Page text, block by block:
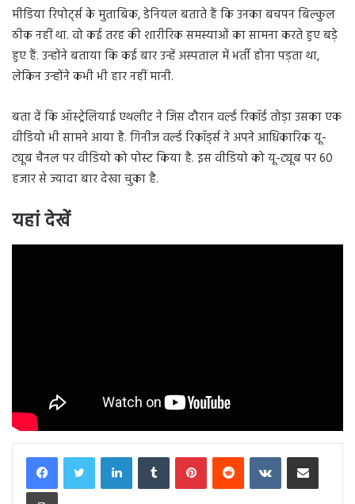
मीडिया रिपोर्ट्स के मुताबिक, डेनियल बताते हैं कि उनका बचपन बिल्कुल
ठीक नहीं था. वो कई तरह की शारीरिक समस्याओं का सामना करते हुए बड़े
हुए हैं. उन्होंने बताया कि कई बार उन्हें अस्पताल में भर्ती होना पड़ता था,
लेकिन उन्होंने कभी भी हार नहीं मानी.
बता दें कि ऑस्ट्रेलियाई एथलीट ने जिस दौरान वर्ल्ड रिकॉर्ड तोड़ा उसका एक
वीडियो भी सामने आया है. गिनीज वर्ल्ड रिकॉर्ड्स ने अपने आधिकारिक यू-
ट्यूब चैनल पर वीडियो को पोस्ट किया है. इस वीडियो को यू-ट्यूब पर 60
हजार से ज्यादा बार देखा चुका है.
यहां देखें
LinkedInTumblr PinterestReddit VKontakteShare via Email
Print